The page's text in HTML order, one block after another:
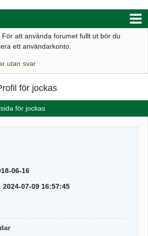
För att använda forumet fullt ut bör du
ett användarkonto.
utan svar
för jockas
för jockas
06-16
2024-07-09 16:57:45